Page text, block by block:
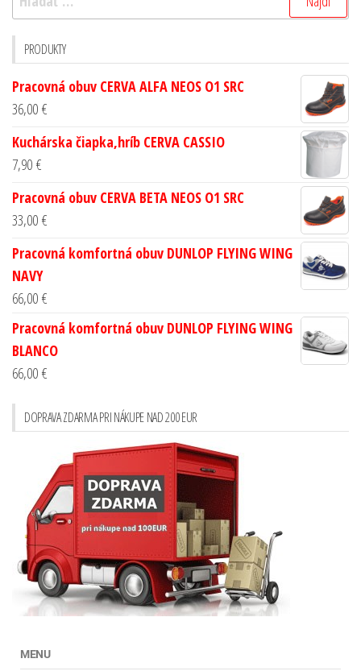
PRODUKTY
Pracovná obuv CERVA ALFA NEOS O1 SRC
36,00 €
Kuchárska čiapka,hríb CERVA CASSIO
7,90 €
Pracovná obuv CERVA BETA NEOS O1 SRC
33,00 €
Pracovná komfortná obuv DUNLOP FLYING WING
NAVY
66,00 €
Pracovná komfortná obuv DUNLOP FLYING WING
BLANCO
66,00 €
DOPRAVA ZDARMA PRI NÁKUPE NAD 200 EUR
MENU